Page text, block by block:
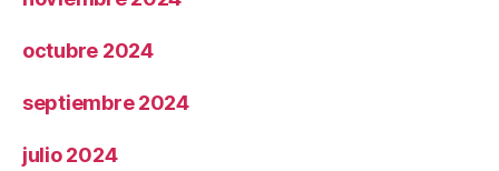
octubre 2024
septiembre 2024
julio 2024